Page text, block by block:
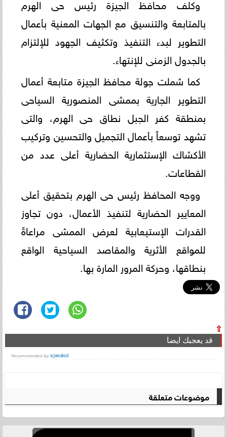
وكلف محافظ الجيزة رئيس حى الهرم
بالمتابعة والتنسيق مع الجهات المعنية بأعمال
التطوير لبدء التنفيذ وتكثيف الجهود للإلتزام
بالجدول الزمنى للإنتهاء.
كما شملت جولة محافظ الجيزة متابعة أعمال
التطوير الجارية بممشى المنصورية السياحى
بمنطقة كفر الجبل نطاق حى الهرم، والتى
تشهد توسعاً بأعمال التجميل والتحسين وتركيب
الأكشاك الإستثمارية الحضارية أعلى عدد من
القطاعات.
ووجه المحافظ رئيس حى الهرم بتحقيق أعلى
المعايير الحضارية لتنفيذ الأعمال، دون تجاوز
القدرات الإستيعابية لعرض الممشى مراعاةً
للمواقع الأثرية والمقاصد السياحية الواقع
بنطاقها، وحركة المرور المارة بها.
⇧
قد يعجبك ايضا
موضوعات متعلقة